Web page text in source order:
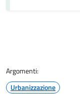
Argomenti:
Urbanizzazione